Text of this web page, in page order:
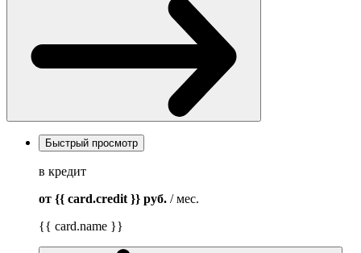
Быстрый просмотр
в кредит
от {{ card.credit }} руб. / мес.
{{ card.name }}